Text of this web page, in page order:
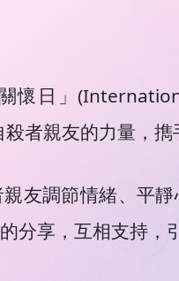
懷日」
者親友的力量，擕
友調節情緒、平靜
分享，互相支持，